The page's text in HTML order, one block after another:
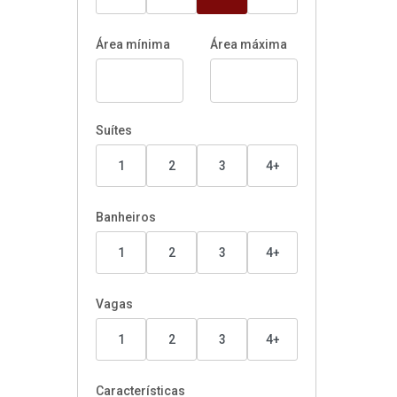
Área mínima Área máxima
Suítes
1 2 3 4+
Banheiros
1 2 3 4+
Vagas
1 2 3 4+
Características